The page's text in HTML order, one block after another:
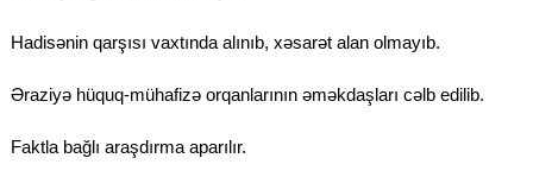
Hadisənin qarşısı vaxtında alınıb, xəsarət alan olmayıb.
Əraziyə hüquq-mühafizə orqanlarının əməkdaşları cəlb edilib.
Faktla bağlı araşdırma aparılır.